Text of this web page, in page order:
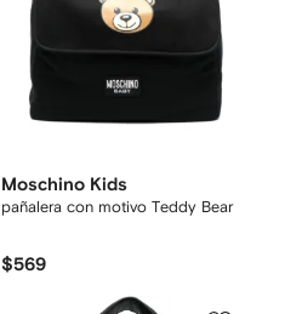
Moschino Kids
pañalera con motivo Teddy Bear
$569